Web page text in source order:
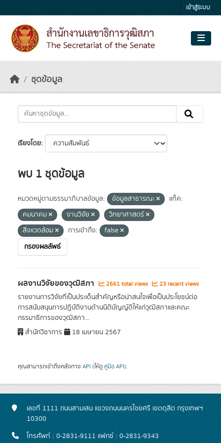
เข้าสู่ระบบ
ชุดข้อมูล
เรียงโดย
พบ 1 ชุดข้อมูล
หมวดหมู่ตามธรรมาภิบาลข้อมูล: ข้อมูลสาธารณะ
แท็ค:
คมนาคม
งานวิจัย
วิทยาศาสตร์
สิ่งแวดล้อม
การเข้าถึง:
false
กรองผลลัพธ์
ผลงานวิจัยของวุฒิสภา 2661 total views 23 recent views
รายงานการวิจัยที่เป็นประเด็นสำคัญหรือน่าสนใจเพื่อเป็นประโยชน์ต่อ
การสนับสนุนการปฏิบัติงานด้านนิติบัญญัติให้แก่วุฒิสภาและคณะ
กรรมาธิการของวุฒิสภา...
สำนักวิชาการ
18 เมษายน 2567
คุณสามารถเข้าถึงคลังทาง API (ให้ดู คู่มือ API).
เลขที่ 1111 ถนนสามเสน แขวงถนนนครไชยศรี เขตดุสิต กรุงเทพฯ
10300
โทรศัพท์ : 0-2831-9111 แฟกซ์ : 0-2831-9343